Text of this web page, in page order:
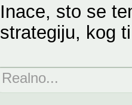
Inace, sto se
strategiju, kog
Realno...